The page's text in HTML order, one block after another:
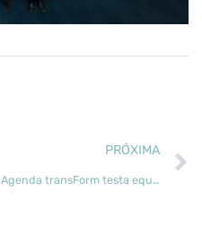
PRÓXIMA
Agenda transForm testa equipamentos elétricos em condições reais